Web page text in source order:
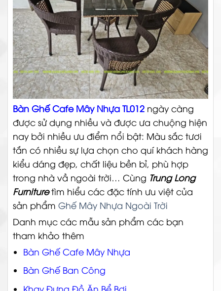
Bàn Ghế Cafe Mây Nhựa TL012 ngày càng
được sử dụng nhiều và được ưa chuộng hiện
nay bởi nhiều ưu điểm nổi bật: Màu sắc tươi
tắn có nhiều sự lựa chọn cho quí khách hàng
kiểu dáng đẹp, chất liệu bền bỉ, phù hợp
trong nhà vầ ngoài trời… Cùng Trung Long
Furnituretìm hiểu các đặc tính ưu việt của
sản phẩm Ghế Mây Nhựa Ngoài Trời
Danh mục các mẫu sản phẩm các bạn
tham khảo thêm
Bàn Ghế Cafe Mây Nhựa
Bàn Ghế Ban Công
Khay Đựng Đồ Ăn Bể Bơi